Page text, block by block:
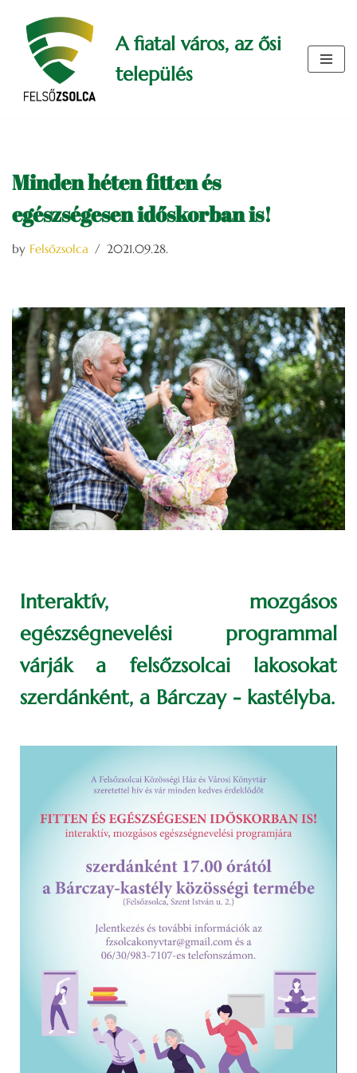
Skip
content
A fiatal város, az ősi
település
Minden héten fitten és
egészségesen időskorban is!
by Felsőzsolca 2021.09.28.
Interaktív, mozgásos
egészségnevelési programmal
várják a felsőzsolcai lakosokat
szerdánként, a Bárczay - kastélyba.